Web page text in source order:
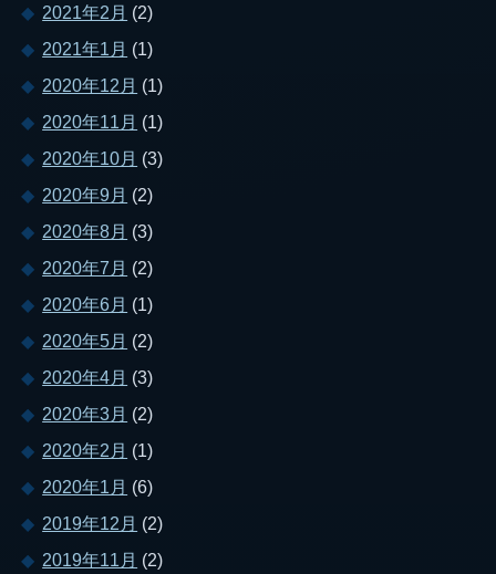
2021年2月 (2)
2021年1月 (1)
2020年12月 (1)
2020年11月 (1)
2020年10月 (3)
2020年9月 (2)
2020年8月 (3)
2020年7月 (2)
2020年6月 (1)
2020年5月 (2)
2020年4月 (3)
2020年3月 (2)
2020年2月 (1)
2020年1月 (6)
2019年12月 (2)
2019年11月 (2)